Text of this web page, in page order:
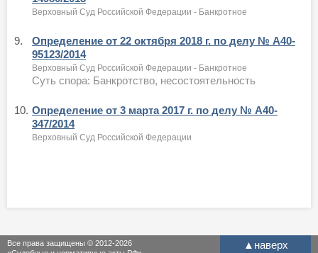
Верховный Суд Российской Федерации - Банкротное
9.
Определение от 22 октября 2018 г. по делу № А40-
95123/2014
Верховный Суд Российской Федерации - Банкротное
Суть спора: Банкротство, несостоятельность
10. Определение от 3 марта 2017 г. по делу № А40-
347/2014
Верховный Суд Российской Федерации
▲ наверх
Все права защищены © 2012-2026